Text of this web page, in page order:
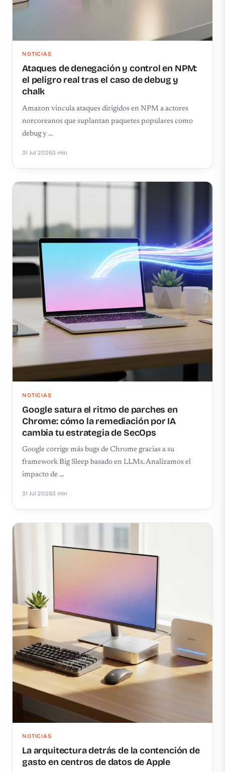
NOTICIAS
Ataques de denegación y control en NPM:
el peligro real tras el caso de debug y
chalk
Amazon vincula ataques dirigidos en NPM a actores
norcoreanos que suplantan paquetes populares como
debug y …
31 Jul 20263 min
NOTICIAS
Google satura el ritmo de parches en
Chrome: cómo la remediación por IA
cambia tu estrategia de SecOps
Google corrige más bugs de Chrome gracias a su
framework Big Sleep basado en LLMs. Analizamos el
impacto de …
31 Jul 20263 min
NOTICIAS
La arquitectura detrás de la contención de
gasto en centros de datos de Apple